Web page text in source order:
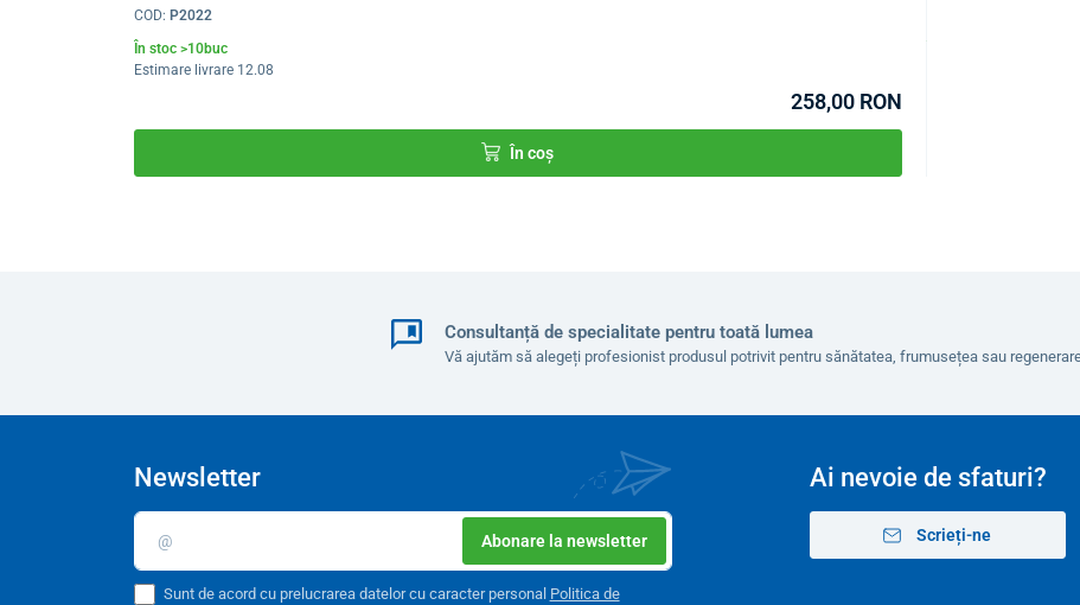
Cadrulparvanuluieste realizat din aluminiu anodizat. Perdeaua de protecție este ignifugă, realizată din
material PVC durabil,
ușor de curățat și întreținut.
COD: P2022
În stoc >10buc
Estimare livrare 12.08
258,00 RON
În coș
Consultanță de specialitate pentru toată lumea
Vă ajutăm să alegeți profesionist produsul potrivit pentru sănătatea, frumusețea sau
Ai nevoie de sfaturi?
Scrieți-ne
Newsletter
Abonare la newsletter
Sunt de acord cu prelucrarea datelor cu caracter personal Politica de